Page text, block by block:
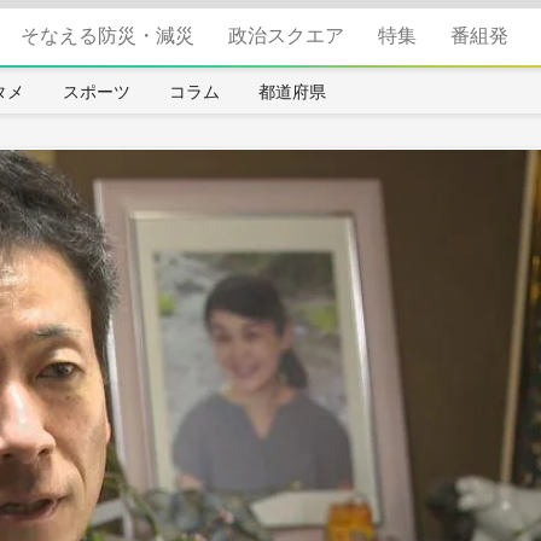
そなえる防災・減災 政治スクエア 特集 番組発
メ スポーツ コラム 都道府県